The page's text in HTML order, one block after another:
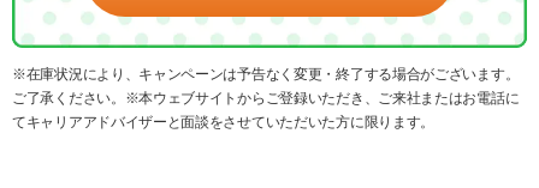
※在庫状況により、キャンペーンは予告なく変更・終了する場合がございます。
ご了承ください。※本ウェブサイトからご登録いただき、ご来社またはお電話に
てキャリアアドバイザーと面談をさせていただいた方に限ります。